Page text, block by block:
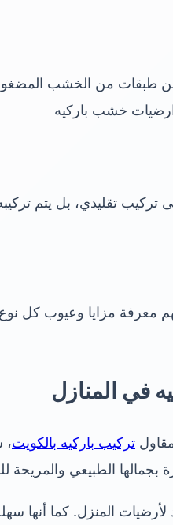
طبقات من الخشب
خشب باركيه
تركيب تقليدي، بل يتم
معرفة مزايا وعيوب كل
في المنازل
تركيب باركيه بالكويت،
بجمالها الطبيعي والمريحة
لأرضيات المنزل. كما أنها